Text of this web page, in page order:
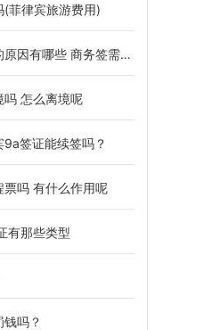
菲律宾旅游费用)
商务签需要哪些资料信息
吗 怎么离境呢
签证能续签吗？
票吗 有什么作用呢
有那些类型
吗？